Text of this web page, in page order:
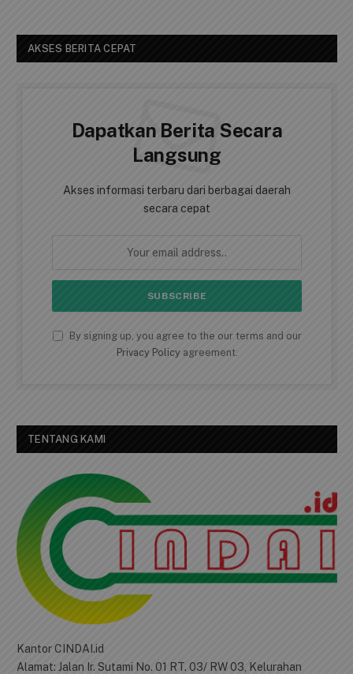
AKSES BERITA CEPAT
Dapatkan Berita Secara
Langsung
Akses informasi terbaru dari berbagai daerah
secara cepat
By signing up, you agree to the our terms and our
Privacy Policyagreement.
TENTANG KAMI
Kantor CINDAI.id
Alamat: Jalan Ir. Sutami No. 01 RT. 03/ RW 03, Kelurahan